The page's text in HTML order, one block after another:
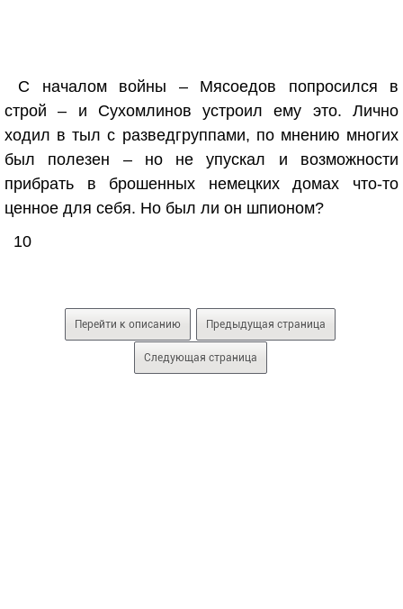
С началом войны – Мясоедов попросился в
строй – и Сухомлинов устроил ему это. Лично
ходил в тыл с разведгруппами, по мнению многих
был полезен – но не упускал и возможности
прибрать в брошенных немецких домах что-то
ценное для себя. Но был ли он шпионом?
10
Перейти к описанию Предыдущая страница
Следующая страница